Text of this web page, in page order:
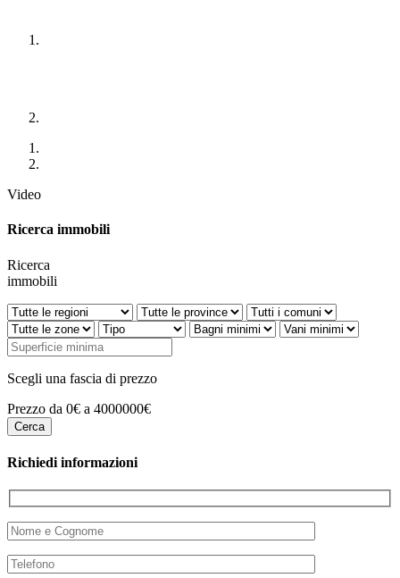
Video
Ricerca immobili
Ricerca
immobili
Scegli una fascia di prezzo
Prezzo da 0€ a 4000000€
Richiedi informazioni